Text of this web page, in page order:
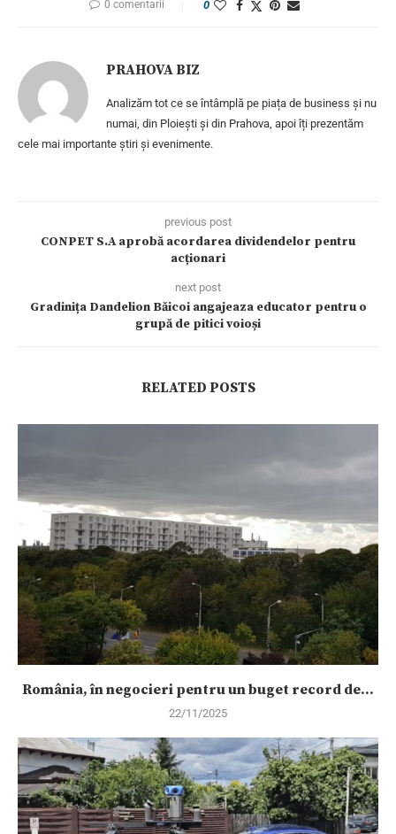
0 comentarii 0
PRAHOVA BIZ
Analizăm tot ce se întâmplă pe piața de business și nu
numai, din Ploiești și din Prahova, apoi îți prezentăm
cele mai importante știri și evenimente.
previous post
CONPET S.A aprobă acordarea dividendelor pentru
acționari
next post
Gradinița Dandelion Băicoi angajeaza educator pentru o
grupă de pitici voioși
RELATED POSTS
România, în negocieri pentru un buget record de...
22/11/2025